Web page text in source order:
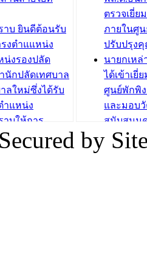
(หลักสูตรการ
ลาสติก)
เทศบาลเ
ปรึกษาห
วัยของอ
บทความ อื่นๆ ...
าบ ยินดีต้อนรับ
งตำแแหน่ง
น่งรองปลัด
นักปลัดเทศบาล
ลใหม่ซึ่งได้รับ
ำแหน่ง
าบให้การ
ลผู้ผ่านการ
สายงานผู้
ตรวจเยี่ย
ภายในศู
ปรับปรุง
นายกเห
ได้เข้าเยี่
ศูนย์พักพิ
และมอบ
สนับสนุน
ภัยน้ำท่วม
ภาพบรร
Secured by